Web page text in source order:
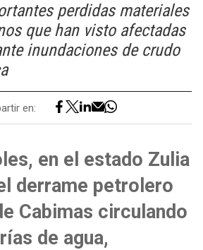
perdidas materiales
que han visto afectadas
inundaciones de crudo
en:
en el estado Zulia
derrame petrolero
Cabimas circulando
de agua,